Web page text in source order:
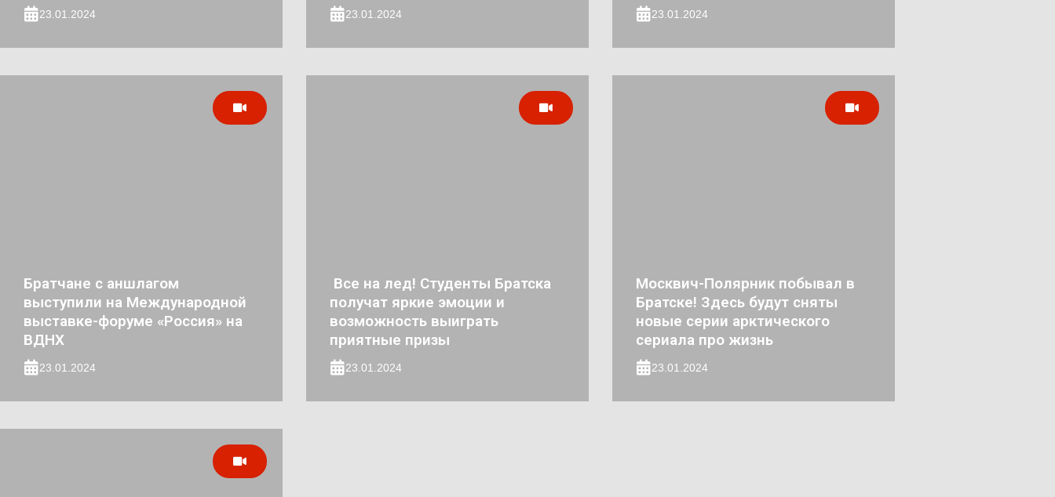
23.01.2024 23.01.2024 23.01.2024
Братчане с аншлагом
выступили на Международной
выставке-форуме «Россия» на
ВДНХ
23.01.2024
Все на лед! Студенты Братска
получат яркие эмоции и
возможность выиграть
приятные призы
23.01.2024
Москвич-Полярник побывал в
Братске! Здесь будут сняты
новые серии арктического
сериала про жизнь
23.01.2024